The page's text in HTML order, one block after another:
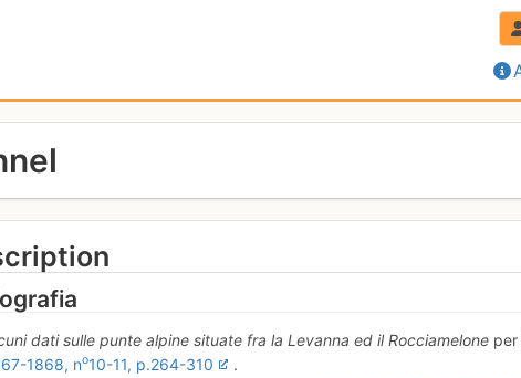
dati sulle punte alpine situate fra la Levanna ed il Rocciamelone
1868, no10-11, p.264-310
.